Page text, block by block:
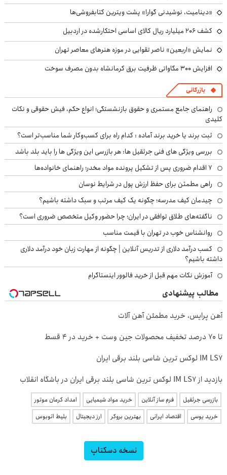
«دینامیت، نوشیدنی گوارا» پشت ویترین کتابفروشی‌ها
کشف ۲۰۶ میلیارد ریال کالای اساسی احتکارشده در اردبیل
نمایش «اربعین» ناصر تقوایی در موزه هنرهای معاصر تهران
افزایش ۳۰۰ مگاواتی ظرفیت برق کرمانشاه بدون مصرف سوخت
بازرگانی
راهنمای جامع مستمری و حقوق بازنشستگی؛ انواع حکم، فیش حقوقی و نکات
کلیدی
ثبت برند یا خرید برند آماده : کدام راه برای کسب‌وکار شما مناسب‌تر است؟
بررسی ویژگی های فنی جرثقیل ها: هر بازرسی این ویژگی ها را باید بلد باشد
۷ اقدام ضروری پس از تشکیل پرونده مواد مخدر؛ راهنمای خانواده‌ها
راهی مطمئن برای حفظ ارزش پول در شرایط نوسان
چیدمان کیف مدرسه؛ چگونه یک کیف مرتب و سبک داشته باشیم؟
ناگفته‌های طلاق توافقی در ایران؛ چرا حضور وکیل متخصص ضروری است؟
روانشناس خوب در تهران با قیمت مناسب
کسب درآمد دلاری از تدریس آنلاین | چگونه از مهارت زبان خود درآمد دلاری
داشته باشیم؟
آموزش نکات مهم قبل از خرید فالوور اینستاگرام
مطالب پیشنهادی
آهن پرایس، خرید مطمئن آهن آلات
تا 70 درصد تخفیف محصولات جین وست + خرید در 4 قسط
IM LS7 لوکس ترین شاسی بلند برقی ایران
بازدید از IM LS7 لوکس ترین شاسی بلند برقی ایران در باشگاه انقلاب
بازرسی جرثقیل فرم ساز آنلاین خرید مواد شیمیایی
امداد کرمان موتور
خرید یوسی
اقتصاد ایرانی بهترین بروکر ارز دیجیتال بلیط اتوبوس
نسخه دسکتاپ